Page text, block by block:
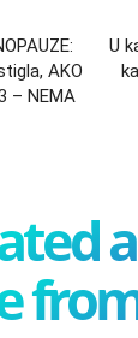
AKO
– NEMA
U